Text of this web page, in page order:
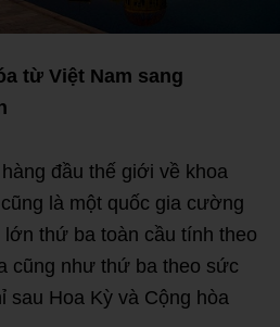
từ Việt Nam sang
đầu thế giới về khoa
là một quốc gia cường
thứ ba toàn cầu tính theo
cũng như thứ ba theo sức
Hoa Kỳ và Cộng hòa